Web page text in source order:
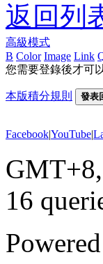
返回列
高級模式
B Color Image Link
您需要登錄後才可
本版積分規則 發表
Facebook|YouTube|
16